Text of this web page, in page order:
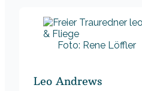
Foto: Rene Löffler
Leo Andrews